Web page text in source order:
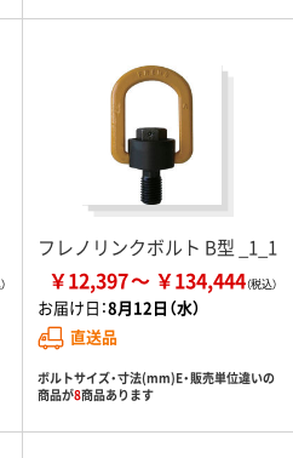
フレノリンクボルト B型 _1_1
￥12,397 ￥134,444
お届け日：8月12日（水）
直送品
ボルトサイズ・寸法(mm)E・販売単位違いの
商品が8商品あります